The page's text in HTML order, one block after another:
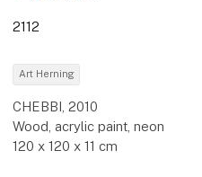
2112
Art Herning
CHEBBI, 2010
Wood, acrylic paint, neon
120 x 120 x 11 cm